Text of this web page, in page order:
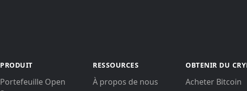
PRODUIT
Portefeuille Open
RESSOURCES
À propos de nous
OBTENIR DU
Acheter Bitcoin